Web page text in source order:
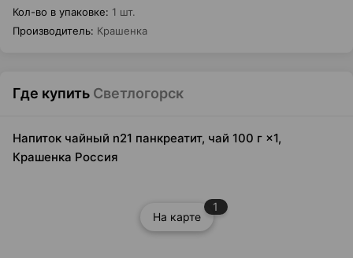
Кол-во в упаковке: 1 шт.
Производитель: Крашенка
Где купить Светлогорск
Напиток чайный n21 панкреатит, чай 100 г ×1,
Крашенка Россия
На карте
1